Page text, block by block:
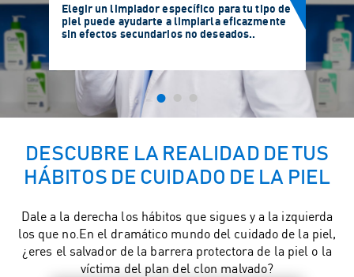
Elegir un limpiador específico para tu tipo de
piel puede ayudarte a limpiarla eficazmente
sin efectos secundarios no deseados..
DESCUBRE LA REALIDAD DE TUS
HÁBITOS DE CUIDADO DE LA PIEL
Dale a la derecha los hábitos que sigues y a la izquierda
los que no.En el dramático mundo del cuidado de la piel,
¿eres el salvador de la barrera protectora de la piel o la
víctima del plan del clon malvado?